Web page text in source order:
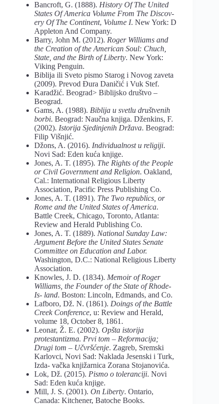
Bancroft, G. (1888). History Of The United
States Of America Volume From The Discov-
ery Of The Continent, Volume I. New York: D
Appleton And Company.
Barry, John M. (2012). Roger Williams and
the Creation of the American Soul: Chuch,
State, and the Birth of Liberty. New York:
Viking Penguin.
Biblija ili Sveto pismo Starog i Novog zaveta
(2009). Prevod Đura Daničić i Vuk Stef.
Karadžić. Beograd> Biblijsko društvo –
Beograd.
Gams, A. (1988). Biblija u svetlu društvenih
borbi. Beograd: Naučna knjiga. Dženkins, F.
(2002). Istorija Sjedinjenih Država. Beograd:
Filip Višnjić.
Džons, A. (2016). Individualnost u religiji.
Novi Sad: Eden kuća knjige.
Jones, A. T. (1895). The Rights of the People
or Civil Government and Religion. Oakland,
Cal.: International Religious Liberty
Association, Pacific Press Publishing Co.
Jones, A. T. (1891). The Two republics, or
Rome and the United States of America.
Battle Creek, Chicago, Toronto, Atlanta:
Review and Herald Publishing Co.
Jones, A. T. (1889). National Sunday Law:
Argument Before the United States Senate
Committee on Education and Labor.
Washington, D.C.: National Religious Liberty
Association.
Knowles, J. D. (1834). Memoir of Roger
Williams, the Founder of the State of Rhode-
Is- land. Boston: Lincoln, Edmands, and Co.
Lafboro, Dž. N. (1861). Doings of the Battle
Creek Conference, u: Review and Herald,
volume 18, October 8, 1861.
Leonar, Ž. E. (2002). Opšta istorija
protestantizma. Prvi tom – Reformacija;
Drugi tom – Učvršćenje. Zagreb, Sremski
Karlovci, Novi Sad: Naklada Jesenski i Turk,
Izda- vačka knjižarnica Zorana Stojanovića.
Lok, Dž. (2015). Pismo o toleranciji. Novi
Sad: Eden kuća knjige.
Mill, J. S. (2001). On Liberty. Ontario,
Canada: Kitchener, Batoche Books.